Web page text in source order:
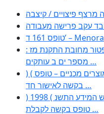
טופס 161 ד’ – Menora
: בקשה לפטור מחובת התקנת מז;quot&ח 3 טופס
מספר ים ב עותקים …
) ( פעמי להקלטת יצירות על מוצרים מכניים – טופס
בקשה לאישור חד …
) 1998 ( לפי חוק חופש המידע התשנ;quot&ח –
טופס בקשה לקבלת …